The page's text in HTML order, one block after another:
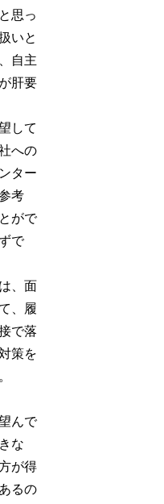
思っ
いと
自主
肝要
して
への
ター
考
がで
で
、面
、履
で落
策を
んで
な
が得
るの